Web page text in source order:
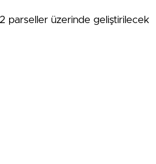
parseller üzerinde geliştirilecek